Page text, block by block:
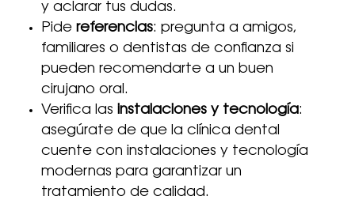
y aclarar tus dudas.
Pide referencias: pregunta a amigos,
familiares o dentistas de confianza si
pueden recomendarte a un buen
cirujano oral.
Verifica las instalaciones y tecnología:
asegúrate de que la clínica dental
cuente con instalaciones y tecnología
modernas para garantizar un
tratamiento de calidad.